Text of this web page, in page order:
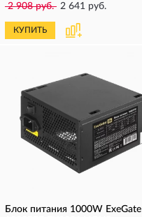
2 908 руб. 2 641 руб.
КУПИТЬ
Блок питания 1000W ExeGate